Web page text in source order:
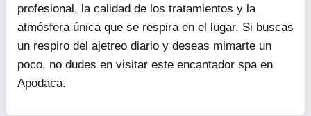
profesional, la calidad de los tratamientos y la
atmósfera única que se respira en el lugar. Si buscas
un respiro del ajetreo diario y deseas mimarte un
poco, no dudes en visitar este encantador spa en
Apodaca.